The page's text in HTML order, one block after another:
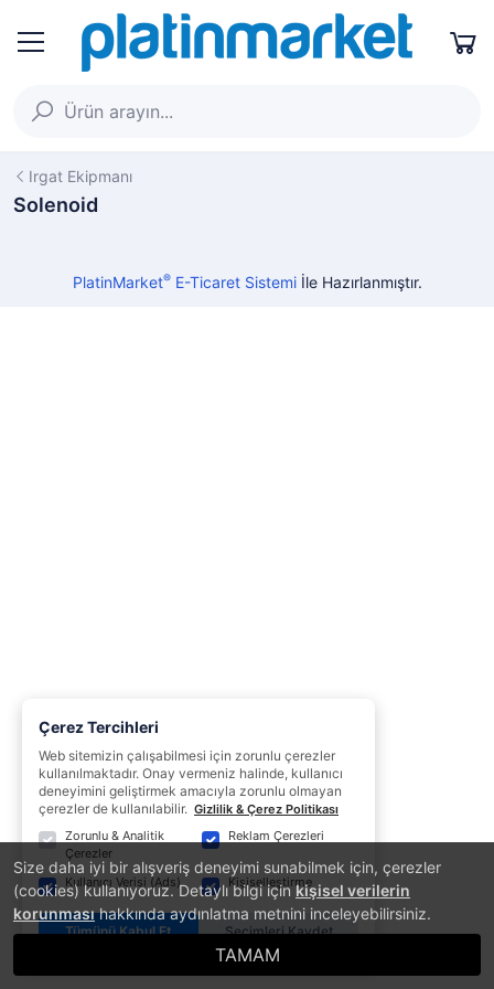
Size daha iyi bir alışveriş deneyimi sunabilmek için, çerezler
(cookies) kullanıyoruz. Detaylı bilgi içinkişisel verilerin
korunmasıhakkında aydınlatma metnini inceleyebilirsiniz.
TAMAM
Irgat Ekipmanı
Solenoid
PlatinMarket®E-Ticaret Sistemiİle Hazırlanmıştır.
Çerez Tercihleri
Web sitemizin çalışabilmesi için zorunlu çerezler
kullanılmaktadır. Onay vermeniz halinde, kullanıcı
deneyimini geliştirmek amacıyla zorunlu olmayan
çerezler de kullanılabilir. Gizlilik & Çerez Politikası
Zorunlu & Analitik
Çerezler
Reklam Çerezleri
Kullanıcı Verisi (Ads) Kişiselleştirme
Tümünü Kabul Et Seçimleri Kaydet